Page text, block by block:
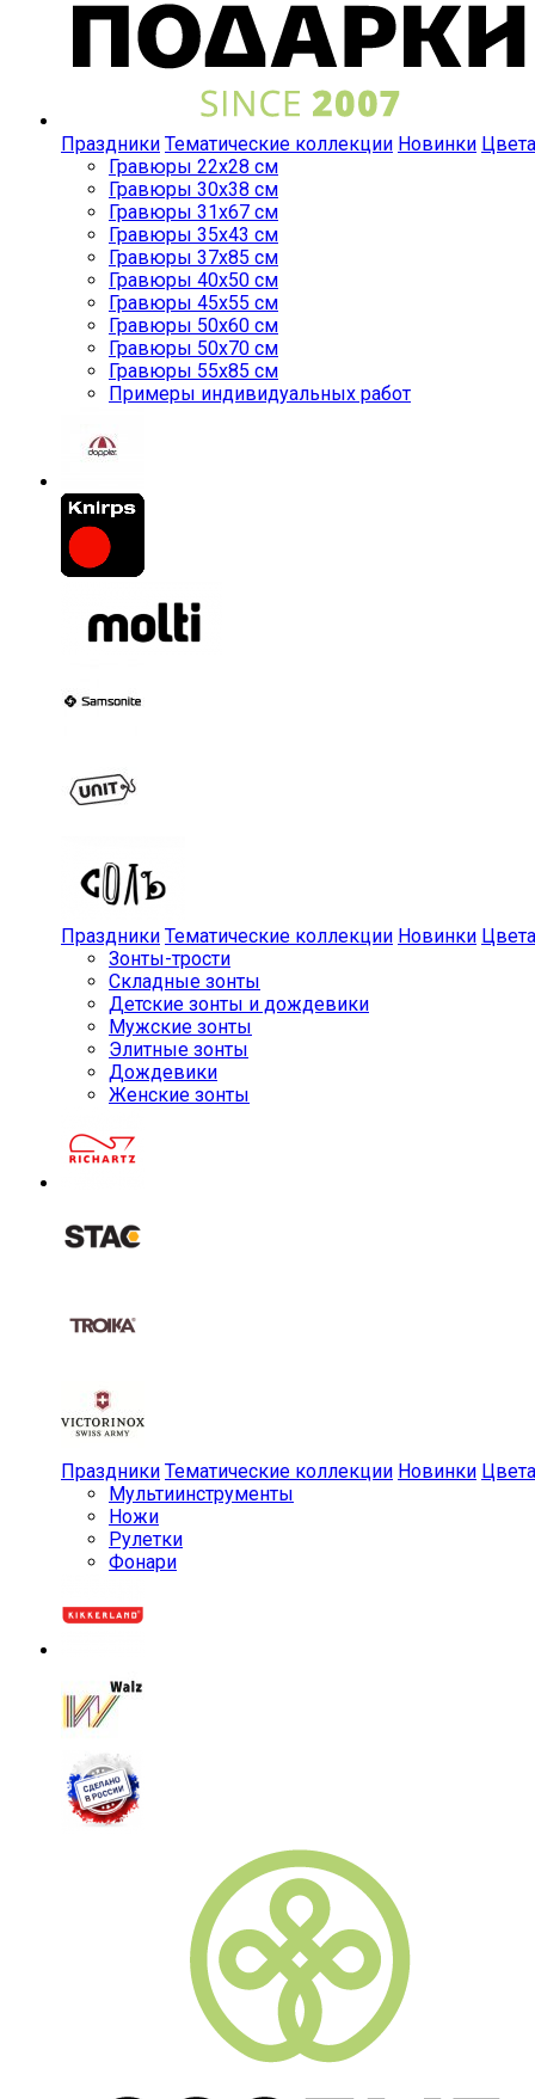
Праздники Тематические коллекции Новинки Цвета
Гравюры 22x28 см
Гравюры 30x38 см
Гравюры 31x67 см
Гравюры 35x43 см
Гравюры 37x85 см
Гравюры 40x50 см
Гравюры 45x55 см
Гравюры 50x60 см
Гравюры 50x70 см
Гравюры 55x85 см
Примеры индивидуальных работ
Праздники Тематические коллекции Новинки Цвета
Зонты-трости
Складные зонты
Детские зонты и дождевики
Мужские зонты
Элитные зонты
Дождевики
Женские зонты
Праздники Тематические коллекции Новинки Цвета
Мульти­инструменты
Ножи
Рулетки
Фонари